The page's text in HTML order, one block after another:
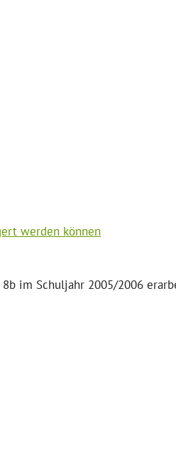
werden können
im Schuljahr 2005/2006